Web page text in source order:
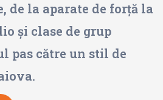
de la aparate de forță la
și clase de grup
pas către un stil de